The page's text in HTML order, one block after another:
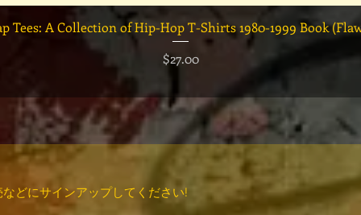
クイックビュー
Tees: A Collection of Hip-Hop T-Shirts 1980-1999 Book
価格
$27.00
どにサインアップしてください!